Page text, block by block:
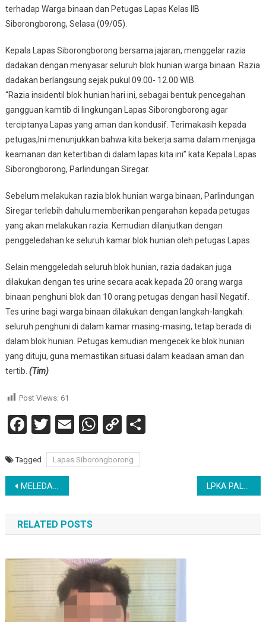
terhadap Warga binaan dan Petugas Lapas Kelas IIB
Siborongborong, Selasa (09/05).
Kepala Lapas Siborongborong bersama jajaran, menggelar razia
dadakan dengan menyasar seluruh blok hunian warga binaan. Razia
dadakan berlangsung sejak pukul 09.00- 12.00 WIB.
“Razia insidentil blok hunian hari ini, sebagai bentuk pencegahan
gangguan kamtib di lingkungan Lapas Siborongborong agar
terciptanya Lapas yang aman dan kondusif. Terimakasih kepada
petugas,Ini menunjukkan bahwa kita bekerja sama dalam menjaga
keamanan dan ketertiban di dalam lapas kita ini” kata Kepala Lapas
Siborongborong, Parlindungan Siregar.
Sebelum melakukan razia blok hunian warga binaan, Parlindungan
Siregar terlebih dahulu memberikan pengarahan kepada petugas
yang akan melakukan razia. Kemudian dilanjutkan dengan
penggeledahan ke seluruh kamar blok hunian oleh petugas Lapas.
Selain menggeledah seluruh blok hunian, razia dadakan juga
dilakukan dengan tes urine secara acak kepada 20 orang warga
binaan penghuni blok dan 10 orang petugas dengan hasil Negatif.
Tes urine bagi warga binaan dilakukan dengan langkah-langkah:
seluruh penghuni di dalam kamar masing-masing, tetap berada di
dalam blok hunian. Petugas kemudian mengecek ke blok hunian
yang dituju, guna memastikan situasi dalam keadaan aman dan
tertib. (Tim)
Post Views: 61
Facebook
Twitter
EmailWhatsApp
CopyShare
Tagged Lapas Siborongborong
Navigasi
pos
MELEDAKNYA PABRIK PT. HPP, FORMULA AKAN LAKUKAN AKSI UNJUK RASA : MINTA IJIN PABRIK DICABUT
RELATED POSTS